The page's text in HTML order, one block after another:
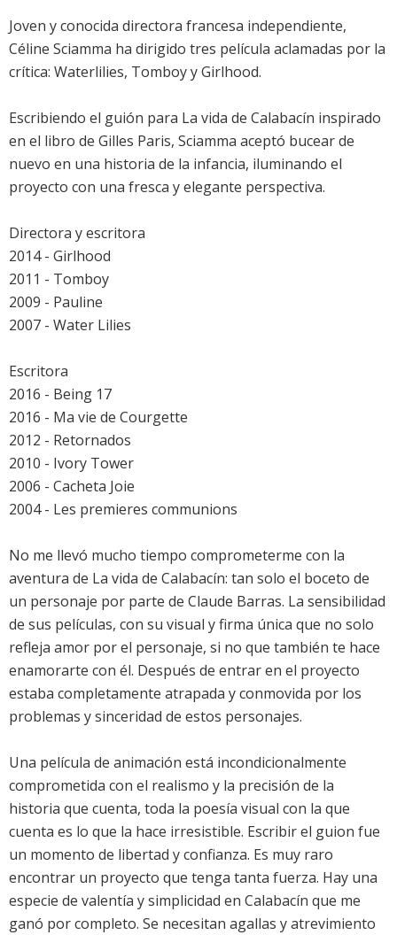
Joven y conocida directora francesa independiente,
Céline Sciamma ha dirigido tres película aclamadas por la
crítica: Waterlilies, Tomboy y Girlhood.
Escribiendo el guión para La vida de Calabacín inspirado
en el libro de Gilles Paris, Sciamma aceptó bucear de
nuevo en una historia de la infancia, iluminando el
proyecto con una fresca y elegante perspectiva.
Directora y escritora
2014 - Girlhood
2011 - Tomboy
2009 - Pauline
2007 - Water Lilies
Escritora
2016 - Being 17
2016 - Ma vie de Courgette
2012 - Retornados
2010 - Ivory Tower
2006 - Cacheta Joie
2004 - Les premieres communions
No me llevó mucho tiempo comprometerme con la
aventura de La vida de Calabacín: tan solo el boceto de
un personaje por parte de Claude Barras. La sensibilidad
de sus películas, con su visual y firma única que no solo
refleja amor por el personaje, si no que también te hace
enamorarte con él. Después de entrar en el proyecto
estaba completamente atrapada y conmovida por los
problemas y sinceridad de estos personajes.
Una película de animación está incondicionalmente
comprometida con el realismo y la precisión de la
historia que cuenta, toda la poesía visual con la que
cuenta es lo que la hace irresistible. Escribir el guion fue
un momento de libertad y confianza. Es muy raro
encontrar un proyecto que tenga tanta fuerza. Hay una
especie de valentía y simplicidad en Calabacín que me
ganó por completo. Se necesitan agallas y atrevimiento